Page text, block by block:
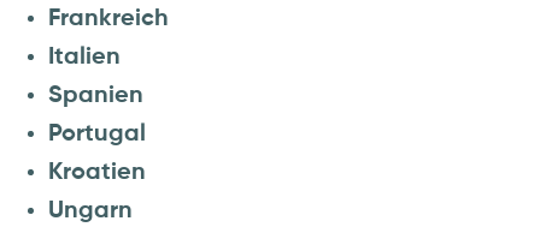
Frankreich
Italien
Spanien
Portugal
Kroatien
Ungarn